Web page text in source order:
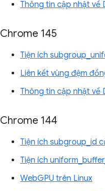
Thông tin cập nhật về
Chrome 145
Tiện ích
Liên kết vùng đệm
Thông tin cập nhật về
Chrome 144
Tiện ích subgroup_id
Tiện ích
WebGPU trên Linux